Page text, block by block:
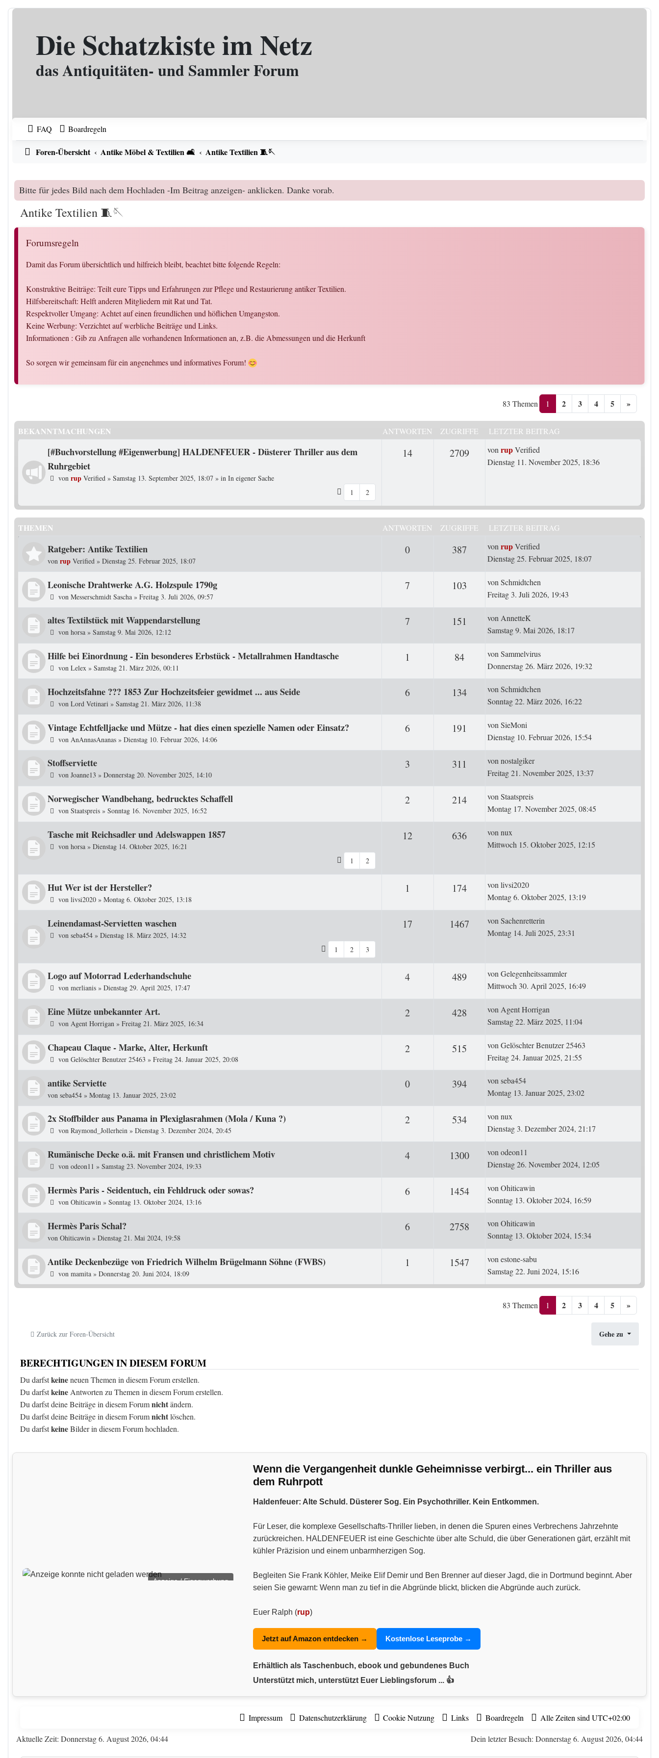
Zum Inhalt
Die Schatzkiste im Netz
das Antiquitäten- und Sammler Forum
FAQ Boardregeln
Foren-Übersicht Antike Möbel & Textilien 🛋️ Antike Textilien 🧵🪡
Bitte für jedes Bild nach dem Hochladen -Im Beitrag anzeigen- anklicken. Danke vorab.
Antike Textilien 🧵🪡
Forumsregeln
Damit das Forum übersichtlich und hilfreich bleibt, beachtet bitte folgende Regeln:
Konstruktive Beiträge: Teilt eure Tipps und Erfahrungen zur Pflege und Restaurierung antiker Textilien.
Hilfsbereitschaft: Helft anderen Mitgliedern mit Rat und Tat.
Respektvoller Umgang: Achtet auf einen freundlichen und höflichen Umgangston.
Keine Werbung: Verzichtet auf werbliche Beiträge und Links.
Informationen : Gib zu Anfragen alle vorhandenen Informationen an, z.B. die Abmessungen und die Herkunft
So sorgen wir gemeinsam für ein angenehmes und informatives Forum!
83 Themen 1 2 3 4 5 »
BEKANNTMACHUNGEN ANTWORTEN ZUGRIFFE LETZTER BEITRAG
[#Buchvorstellung #Eigenwerbung] HALDENFEUER - Düsterer Thriller aus dem
Ruhrgebiet
von rup Verified » Samstag 13. September 2025, 18:07 » in In eigener Sache
1
2
14Antworten2709ZugriffeLetzter Beitrag
vonrup Verified
Dienstag 11. November 2025, 18:36
THEMEN ANTWORTEN ZUGRIFFE LETZTER BEITRAG
Ratgeber: Antike Textilien
von rup Verified » Dienstag 25. Februar 2025, 18:07
0Antworten 387 ZugriffeLetzter Beitrag
vonrup Verified
Dienstag 25. Februar 2025, 18:07
Leonische Drahtwerke A.G. Holzspule 1790g
von Messerschmidt Sascha » Freitag 3. Juli 2026, 09:57
7 103 ZugriffeLetzter Beitrag
vonSchmidtchen
Freitag 3. Juli 2026, 19:43
altes Textilstück mit Wappendarstellung
von horsa » Samstag 9. Mai 2026, 12:12
7 151 ZugriffeLetzter Beitrag
von AnnetteK
Samstag 9. Mai 2026, 18:17
Hilfe bei Einordnung - Ein besonderes Erbstück - Metallrahmen Handtasche
von Lelex » Samstag 21. März 2026, 00:11
1 84ZugriffeLetzter Beitrag
vonSammelvirus
Donnerstag 26. März 2026, 19:32
Hochzeitsfahne ??? 1853 Zur Hochzeitsfeier gewidmet ... aus Seide
von Lord Vetinari » Samstag 21. März 2026, 11:38
6Antworten 134ZugriffeLetzter Beitrag
vonSchmidtchen
Sonntag 22. März 2026, 16:22
Vintage Echtfelljacke und Mütze - hat dies einen spezielle Namen oder Einsatz?
von AnAnnasAnanas » Dienstag 10. Februar 2026, 14:06
6Antworten 191 ZugriffeLetzter Beitrag
vonSieMoni
Dienstag 10. Februar 2026, 15:54
Stoffserviette
von Joanne13 » Donnerstag 20. November 2025, 14:10
3 311 ZugriffeLetzter Beitrag
vonnostalgiker
Freitag 21. November 2025, 13:37
Norwegischer Wandbehang, bedrucktes Schaffell
von Staatspreis » Sonntag 16. November 2025, 16:52
2Antworten 214ZugriffeLetzter Beitrag
vonStaatspreis
Montag 17. November 2025, 08:45
Tasche mit Reichsadler und Adelswappen 1857
von horsa » Dienstag 14. Oktober 2025, 16:21
1
2
12Antworten636ZugriffeLetzter Beitrag
vonnux
Mittwoch 15. Oktober 2025, 12:15
Hut Wer ist der Hersteller?
von livsi2020 » Montag 6. Oktober 2025, 13:18
1 174ZugriffeLetzter Beitrag
vonlivsi2020
Montag 6. Oktober 2025, 13:19
Leinendamast-Servietten waschen
von seba454 » Dienstag 18. März 2025, 14:32
1
2 3
17 Antworten1467 ZugriffeLetzter Beitrag
vonSachenretterin
Montag 14. Juli 2025, 23:31
Logo auf Motorrad Lederhandschuhe
von merlianis » Dienstag 29. April 2025, 17:47
4Antworten 489ZugriffeLetzter Beitrag
vonGelegenheitssammler
Mittwoch 30. April 2025, 16:49
Eine Mütze unbekannter Art.
von Agent Horrigan » Freitag 21. März 2025, 16:34
2Antworten 428 ZugriffeLetzter Beitrag
von Agent Horrigan
Samstag 22. März 2025, 11:04
Chapeau Claque - Marke, Alter, Herkunft
von Gelöschter Benutzer 25463 » Freitag 24. Januar 2025, 20:08
2Antworten 515 ZugriffeLetzter Beitrag
vonGelöschter Benutzer 25463
Freitag 24. Januar 2025, 21:55
antike Serviette
von seba454 » Montag 13. Januar 2025, 23:02
0Antworten 394ZugriffeLetzter Beitrag
vonseba454
Montag 13. Januar 2025, 23:02
2x Stoffbilder aus Panama in Plexiglasrahmen (Mola / Kuna ?)
von Raymond_Jollerhein » Dienstag 3. Dezember 2024, 20:45
2Antworten 534ZugriffeLetzter Beitrag
vonnux
Dienstag 3. Dezember 2024, 21:17
Rumänische Decke o.ä. mit Fransen und christlichem Motiv
von odeon11 » Samstag 23. November 2024, 19:33
4Antworten1300ZugriffeLetzter Beitrag
vonodeon11
Dienstag 26. November 2024, 12:05
Hermès Paris - Seidentuch, ein Fehldruck oder sowas?
von Ohiticawin » Sonntag 13. Oktober 2024, 13:16
6Antworten1454ZugriffeLetzter Beitrag
vonOhiticawin
Sonntag 13. Oktober 2024, 16:59
Hermès Paris Schal?
von Ohiticawin » Dienstag 21. Mai 2024, 19:58
6Antworten2758 ZugriffeLetzter Beitrag
vonOhiticawin
Sonntag 13. Oktober 2024, 15:34
Antike Deckenbezüge von Friedrich Wilhelm Brügelmann Söhne (FWBS)
von mamita » Donnerstag 20. Juni 2024, 18:09
1 Antworten1547 ZugriffeLetzter Beitrag
vonestone-sabu
Samstag 22. Juni 2024, 15:16
83 Themen 1 2 3 4 5 »
Zurück zur Foren-Übersicht Gehe zu
BERECHTIGUNGEN IN DIESEM FORUM
Du darfstkeineneuen Themen in diesem Forum erstellen.
Du darfstkeine Antworten zu Themen in diesem Forum erstellen.
Du darfst deine Beiträge in diesem Forumnichtändern.
Du darfst deine Beiträge in diesem Forumnichtlöschen.
Du darfstkeineBilder in diesem Forum hochladen.
Anzeige / Eigenwerbung
Wenn die Vergangenheit dunkle Geheimnisse verbirgt... ein Thriller aus
dem Ruhrpott
Haldenfeuer: Alte Schuld. Düsterer Sog. Ein Psychothriller. Kein Entkommen.
Für Leser, die komplexe Gesellschafts-Thriller lieben, in denen die Spuren eines Verbrechens Jahrzehnte
zurückreichen. HALDENFEUER ist eine Geschichte über alte Schuld, die über Generationen gärt, erzählt mit
kühler Präzision und einem unbarmherzigen Sog.
Begleiten Sie Frank Köhler, Meike Elif Demir und Ben Brenner auf dieser Jagd, die in Dortmund beginnt. Aber
seien Sie gewarnt: Wenn man zu tief in die Abgründe blickt, blicken die Abgründe auch zurück.
Euer Ralph (rup)
Jetzt auf Amazon entdecken → Kostenlose Leseprobe →
Erhältlich als Taschenbuch, ebook und gebundenes Buch
Unterstützt mich, unterstützt Euer Lieblingsforum ... 👍
Impressum Datenschutzerklärung Cookie Nutzung Links Boardregeln Alle Zeiten sind UTC+02:00
Dein letzter Besuch: Donnerstag 6. August 2026, 04:44
Aktuelle Zeit: Donnerstag 6. August 2026, 04:44